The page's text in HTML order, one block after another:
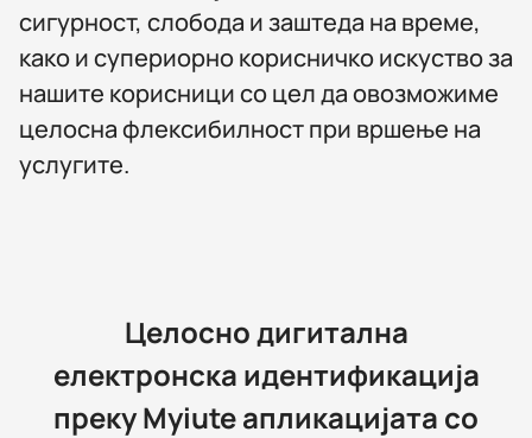
сигурност, слобода и заштеда на време,
како и супериорно корисничко искуство за
нашите корисници со цел да овозможиме
целосна флексибилност при вршење на
услугите.
Целосно дигитална
електронска идентификација
преку Myiute апликацијата со